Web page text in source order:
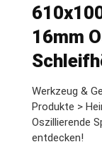
16mm
Werkzeug &
Produkte >
Oszillierende
entdecken!